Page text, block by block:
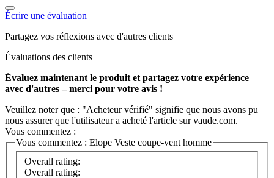
Écrire une évaluation
Partagez vos réflexions avec d'autres clients
Évaluations des clients
Évaluez maintenant le produit et partagez votre expérience
avec d'autres – merci pour votre avis !
Veuillez noter que : "Acheteur vérifié" signifie que nous avons pu
nous assurer que l'utilisateur a acheté l'article sur vaude.com.
Vous commentez :
Vous commentez : Elope Veste coupe-vent homme
Overall rating:
Overall rating: